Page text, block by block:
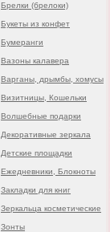
Брелки (брелоки)
Букеты из конфет
Бумеранги
Вазоны калавера
Варганы, дрымбы, хомусы
Визитницы, Кошельки
Волшебные подарки
Декоративные зеркала
Детские площадки
Ежедневники, Блокноты
Закладки для книг
Зеркальца косметические
Зонты